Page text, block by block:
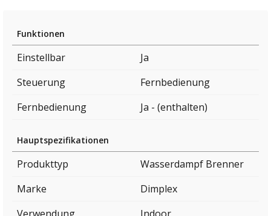
Funktionen
Einstellbar
Ja
Steuerung
Fernbedienung
Fernbedienung
Ja - (enthalten)
Hauptspezifikationen
Produkttyp
Wasserdampf Brenner
Marke
Dimplex